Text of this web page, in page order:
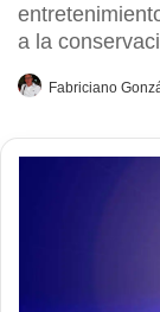
a la
Fabriciano